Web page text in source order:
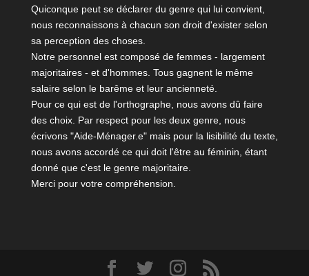
Quiconque peut se déclarer du genre qui lui convient,
nous reconnaissons à chacun son droit d'exister selon
sa perception des choses.
Notre personnel est composé de femmes - largement
majoritaires - et d'hommes. Tous gagnent le même
salaire selon le barême et leur ancienneté.
Pour ce qui est de l'orthographe, nous avons dû faire
des choix. Par respect pour les deux genre, nous
écrivons "Aide-Ménager.e" mais pour la lisibilité du texte,
nous avons accordé ce qui doit l'être au féminin, étant
donné que c'est le genre majoritaire.
Merci pour votre compréhension.